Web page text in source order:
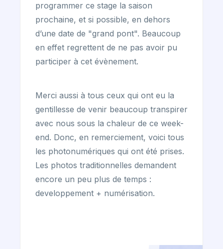
programmer ce stage la saison
prochaine, et si possible, en dehors
d’une date de "grand pont". Beaucoup
en effet regrettent de ne pas avoir pu
participer à cet évènement.
Merci aussi à tous ceux qui ont eu la
gentillesse de venir beaucoup transpirer
avec nous sous la chaleur de ce week-
end. Donc, en remerciement, voici tous
les photonumériques qui ont été prises.
Les photos traditionnelles demandent
encore un peu plus de temps :
developpement + numérisation.